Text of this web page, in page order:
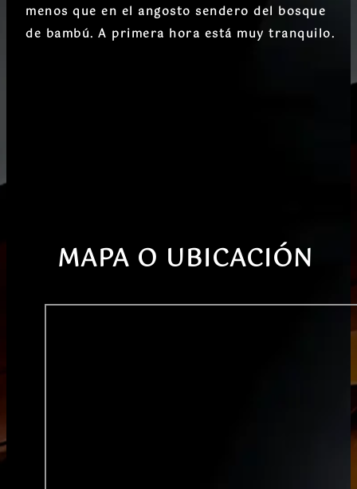
menos que en el angosto sendero del bosque
de bambú. A primera hora está muy tranquilo.
MAPA O UBICACIÓN